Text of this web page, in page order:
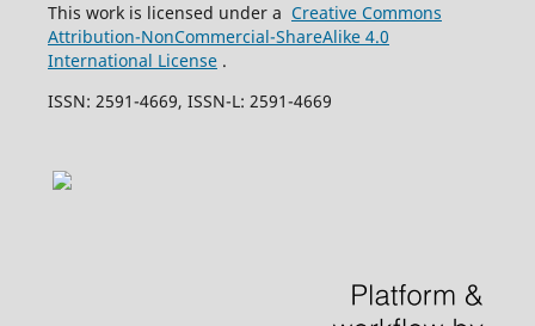
This work is licensed under a Creative Commons
Attribution-NonCommercial-ShareAlike 4.0
International License.
ISSN: 2591-4669, ISSN-L: 2591-4669